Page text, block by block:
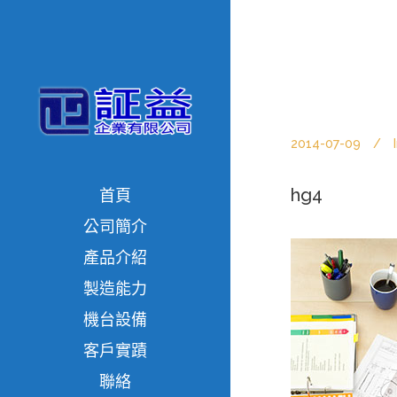
首頁
公司簡介
產品介紹
製造能力
機台設備
客戶實蹟
聯絡
2014-07-09
hg4